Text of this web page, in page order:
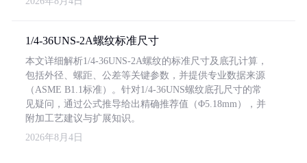
1/4-36UNS-2A螺纹标准尺寸
本文详细解析1/4-36UNS-2A螺纹的标准尺寸及底孔计算，
包括外径、螺距、公差等关键参数，并提供专业数据来源
（ASME B1.1标准）。针对1/4-36UNS螺纹底孔尺寸的常
见疑问，通过公式推导给出精确推荐值（Φ5.18mm），并
附加工艺建议与扩展知识。
2026年8月4日